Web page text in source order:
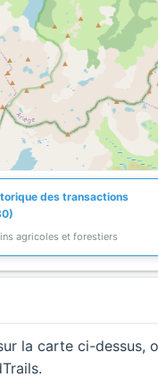
des transactions
agricoles et forestiers
la carte ci-